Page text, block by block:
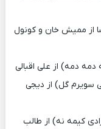
از ممیش خان و کونول
دمه دمه) از علی اقبالی
سویرم گل) از دیجی
کیمه نه) از طالب